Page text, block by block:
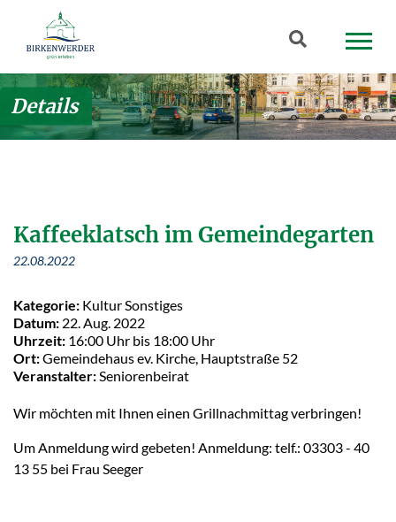
Zum Hauptinhalt springen
Suchbegriff
Details
Kaffeeklatsch im Gemeindegarten
22.08.2022
Kategorie: Kultur Sonstiges
Datum: 22. Aug. 2022
Uhrzeit: 16:00 Uhr bis 18:00 Uhr
Ort:Gemeindehaus ev. Kirche, Hauptstraße 52
Veranstalter: Seniorenbeirat
Wir möchten mit Ihnen einen Grillnachmittag verbringen!
Um Anmeldung wird gebeten! Anmeldung: telf.: 03303 - 40
13 55 bei Frau Seeger